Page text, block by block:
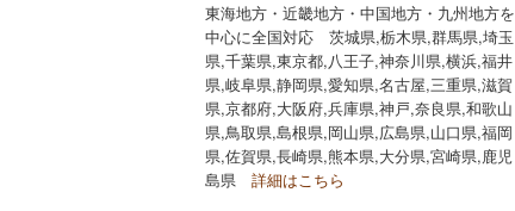
東海地方・近畿地方・中国地方・九州地方を
中心に全国対応 茨城県,栃木県,群馬県,埼玉
県,千葉県,東京都,八王子,神奈川県,横浜,福井
県,岐阜県,静岡県,愛知県,名古屋,三重県,滋賀
県,京都府,大阪府,兵庫県,神戸,奈良県,和歌山
県,鳥取県,島根県,岡山県,広島県,山口県,福岡
県,佐賀県,長崎県,熊本県,大分県,宮崎県,鹿児
島県 詳細はこちら